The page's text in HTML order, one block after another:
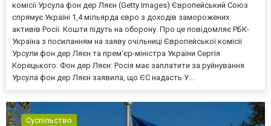
комісії Урсула фон дер Ляєн (Getty Images) Європейський Союз
спрямує Україні 1,4 мільярда євро з доходів заморожених
активів Росії. Кошти підуть на оборону. Про це повідомляє РБК-
Україна з посиланням на заяву очільниці Європейської комісії
Урсули фон дер Ляєн та прем'єр-міністра України Сергія
Корецького. Фон дер Ляєн: Росія має заплатити за руйнування
Урсула фон дер Ляєн заявила, що ЄС надасть У...
Суспільство